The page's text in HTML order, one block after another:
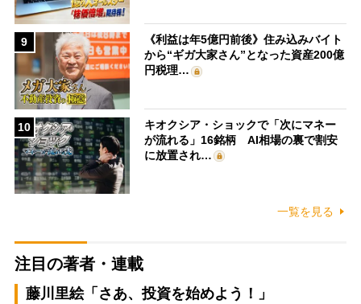
9
《利益は年5億円前後》住み込みバイト
から“ギガ大家さん”となった資産200億
円税理…
10
キオクシア・ショックで「次にマネー
が流れる」16銘柄 AI相場の裏で割安
に放置され…
一覧を見る
注目の著者・連載
藤川里絵「さあ、投資を始めよう！」